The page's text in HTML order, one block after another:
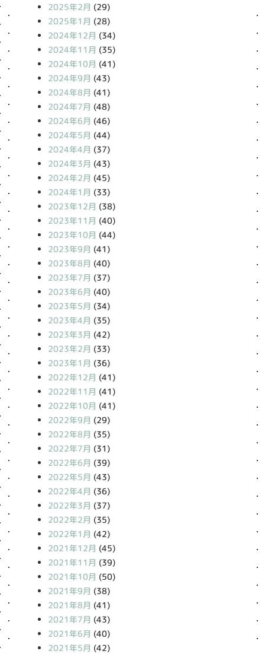
2025年2月 (29)
2025年1月 (28)
2024年12月 (34)
2024年11月 (35)
2024年10月 (41)
2024年9月 (43)
2024年8月 (41)
2024年7月 (48)
2024年6月 (46)
2024年5月 (44)
2024年4月 (37)
2024年3月 (43)
2024年2月 (45)
2024年1月 (33)
2023年12月 (38)
2023年11月 (40)
2023年10月 (44)
2023年9月 (41)
2023年8月 (40)
2023年7月 (37)
2023年6月 (40)
2023年5月 (34)
2023年4月 (35)
2023年3月 (42)
2023年2月 (33)
2023年1月 (36)
2022年12月 (41)
2022年11月 (41)
2022年10月 (41)
2022年9月 (29)
2022年8月 (35)
2022年7月 (31)
2022年6月 (39)
2022年5月 (43)
2022年4月 (36)
2022年3月 (37)
2022年2月 (35)
2022年1月 (42)
2021年12月 (45)
2021年11月 (39)
2021年10月 (50)
2021年9月 (38)
2021年8月 (41)
2021年7月 (43)
2021年6月 (40)
2021年5月 (42)